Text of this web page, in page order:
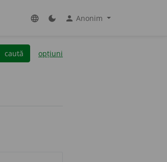
language dark_mode person Anonim
caută opțiuni